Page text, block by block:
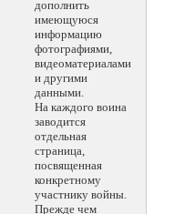
дополнить
имеющуюся
информацию
фотографиями,
видеоматериалами
и другими
данными.
На каждого воина
заводится
отдельная
страница,
посвященная
конкретному
участнику войны.
Прежде чем